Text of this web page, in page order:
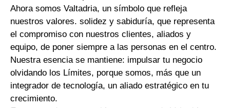
Ahora somos Valtadria, un símbolo que refleja
nuestros valores. solidez y sabiduría, que representa
el compromiso con nuestros clientes, aliados y
equipo, de poner siempre a las personas en el centro.
Nuestra esencia se mantiene: impulsar tu negocio
olvidando los Límites, porque somos, más que un
integrador de tecnología, un aliado estratégico en tu
crecimiento.